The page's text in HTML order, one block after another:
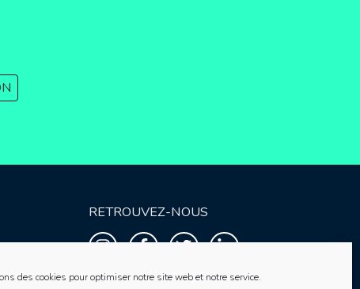
des cookies pour optimiser notre site web et notre service.
RETROUVEZ-NOUS